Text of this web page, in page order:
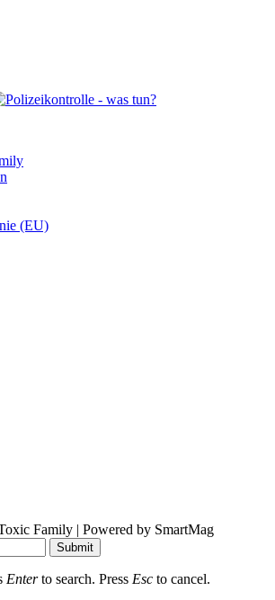
(EU)
Family | Powered by SmartMag
Submit
Enterto search. Press Esc to cancel.